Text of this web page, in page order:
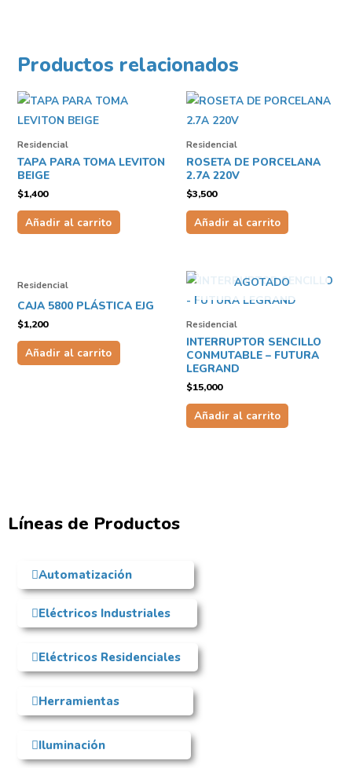
Productos relacionados
Residencial
TAPA PARA TOMA LEVITON
BEIGE
$1,400
Añadir al carrito
Residencial
ROSETA DE PORCELANA
2.7A 220V
$3,500
Añadir al carrito
Residencial
CAJA 5800 PLÁSTICA EJG
$1,200
Añadir al carrito
AGOTADO
Residencial
INTERRUPTOR SENCILLO
CONMUTABLE – FUTURA
LEGRAND
$15,000
Añadir al carrito
Líneas de Productos
Automatización
Eléctricos Industriales
Eléctricos Residenciales
Herramientas
Iluminación